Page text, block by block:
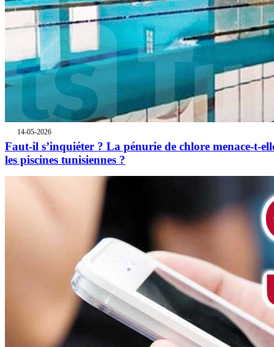
14-05-2026
Faut-il s’inquiéter ? La pénurie de chlore menace-t-
les piscines tunisiennes ?